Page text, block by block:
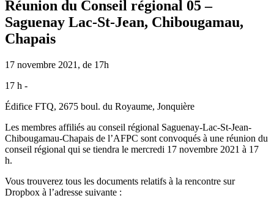
Réunion du Conseil régional 05 –
Saguenay Lac-St-Jean, Chibougamau,
Chapais
17 novembre 2021, de 17h
17 h -
Édifice FTQ, 2675 boul. du Royaume, Jonquière
Les membres affiliés au conseil régional Saguenay-Lac-St-Jean-
Chibougamau-Chapais de l’AFPC sont convoqués à une réunion du
conseil régional qui se tiendra le mercredi 17 novembre 2021 à 17
h.
Vous trouverez tous les documents relatifs à la rencontre sur
Dropbox à l’adresse suivante :